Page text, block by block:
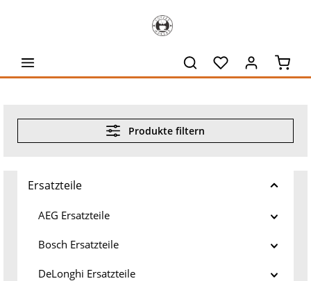
Produkte filtern
Ersatzteile
AEG Ersatzteile
Bosch Ersatzteile
DeLonghi Ersatzteile